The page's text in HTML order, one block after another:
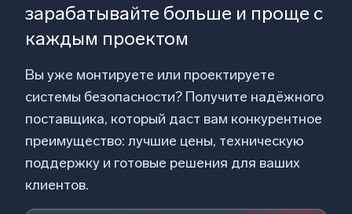
зарабатывайте больше и проще с
каждым проектом
Вы уже монтируете или проектируете
системы безопасности? Получите надёжного
поставщика, который даст вам конкурентное
преимущество: лучшие цены, техническую
поддержку и готовые решения для ваших
клиентов.